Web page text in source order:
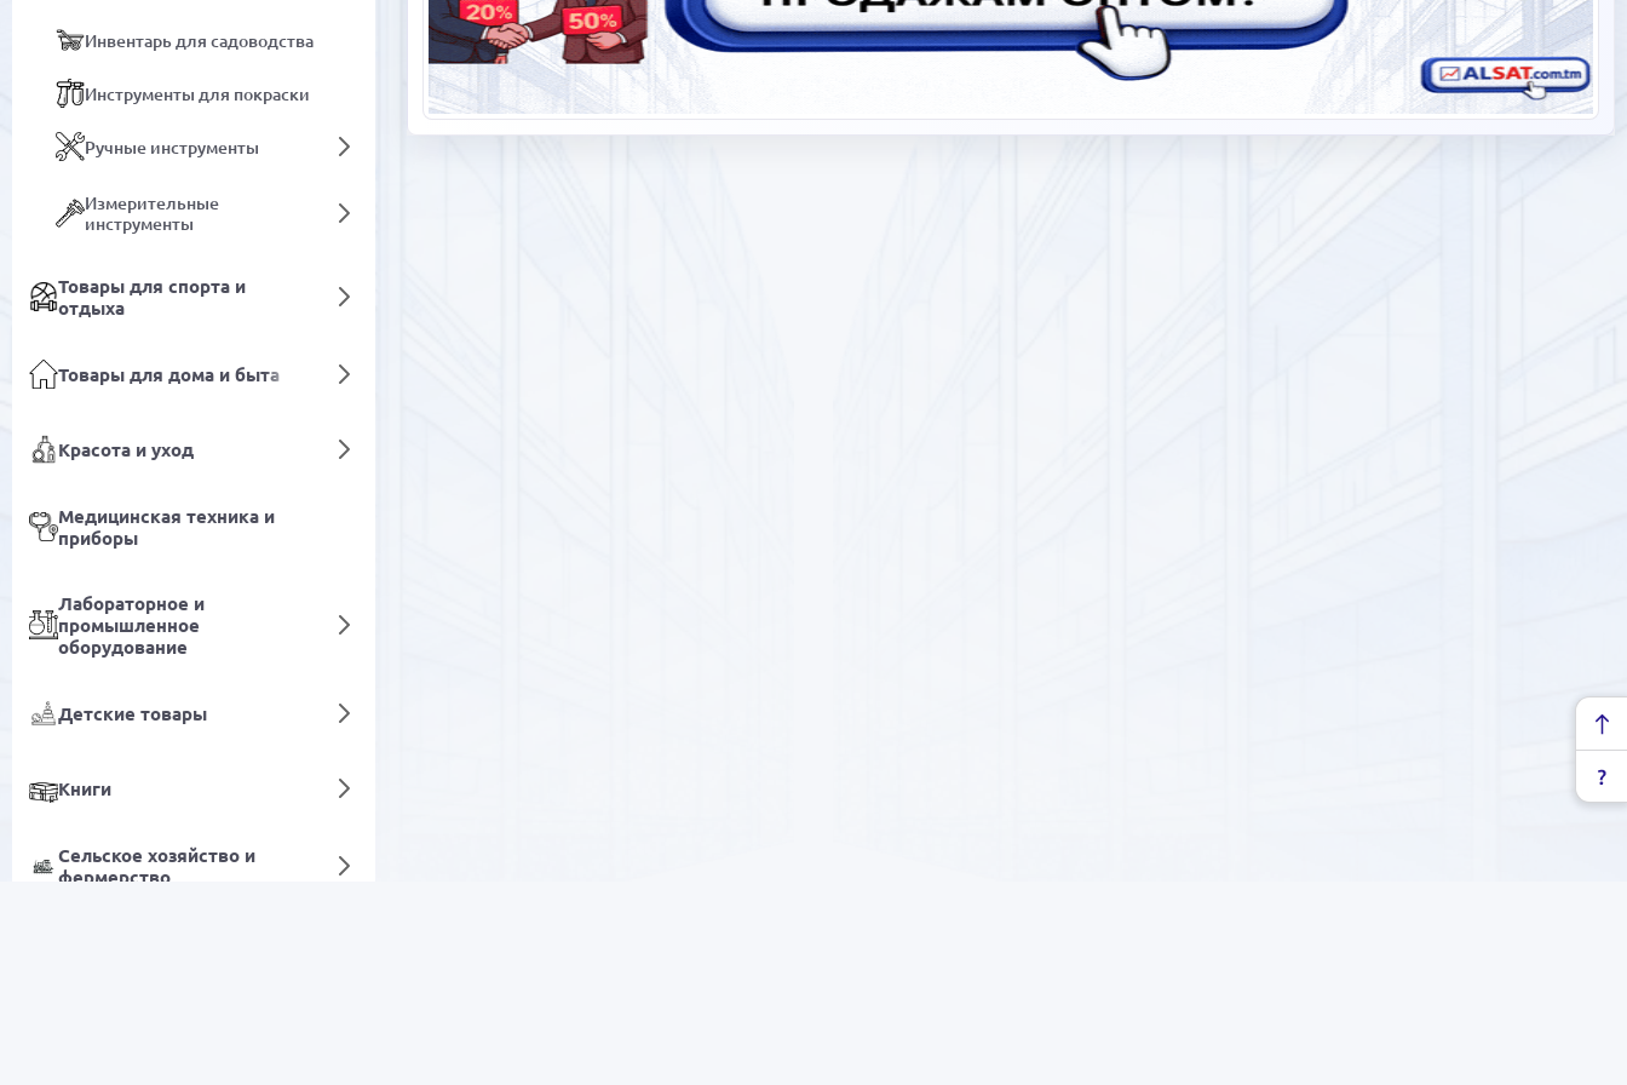
Инвентарь для садоводства
Инструменты для покраски
Ручные инструменты
Измерительные
инструменты
Товары для спорта и
отдыха
Товары для дома и быта
Красота и уход
Медицинская техника и
приборы
Лабораторное и
промышленное
оборудование
Детские товары
Книги
Сельское хозяйство и
фермерство